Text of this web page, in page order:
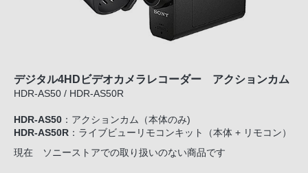
デジタル4HDビデオカメラレコーダー アクションカム
HDR-AS50 / HDR-AS50R
HDR-AS50 ：アクションカム（本体のみ)
HDR-AS50R ：ライブビューリモコンキット（本体 + リモコン）
現在 ソニーストアでの取り扱いのない商品です